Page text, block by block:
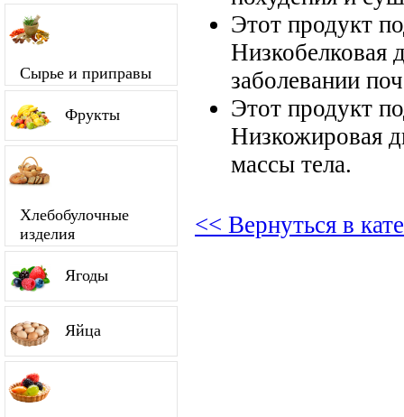
Сырье и приправы
Фрукты
Хлебобулочные
изделия
Ягоды
Яйца
Этот продукт
Низкобелковая
заболевании
Этот продукт
Низкожировая
массы тела.
<< Вернуться в